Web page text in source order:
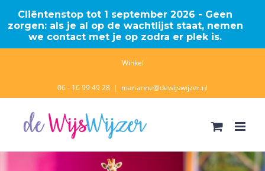
inhoud
Winkel
06 - 16 99 49 28 | marianne@dewijswijzer.nl
Cliëntenstop tot 1 september 2026 - Geen
zorgen: als je al op de wachtlijst staat, nemen
we contact met je op zodra er plek is.